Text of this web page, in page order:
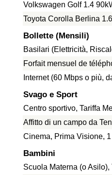
Volkswagen Golf 1.4
Toyota Corolla Berlina
Bollette (Mensili)
Basilari (Elettricità,
Forfait mensuel de
Internet (60 Mbps o più,
Svago e Sport
Centro sportivo, Tariffa
Affitto di un campo da
Cinema, Prima Visione,
Bambini
Scuola Materna (o